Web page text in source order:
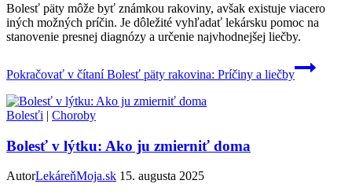
Bolesť päty môže byť známkou rakoviny, avšak existuje viacero
iných možných príčin. Je dôležité vyhľadať lekársku pomoc na
stanovenie presnej diagnózy a určenie najvhodnejšej liečby.
Pokračovať v čítaníBolesť päty rakovina: Príčiny a liečby
Bolesťi | Choroby
Bolesť v lýtku: Ako ju zmierniť doma
AutorLekáreňMoja.sk 15. augusta 2025